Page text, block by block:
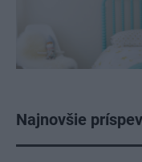
Najnovšie